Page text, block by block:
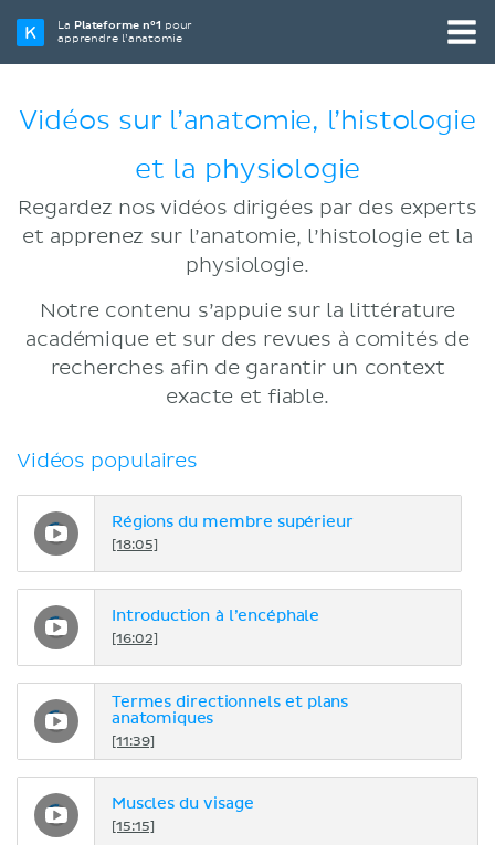
La Plateforme n°1 pour
apprendre l’anatomie
Vidéos sur l’anatomie, l’histologie
et la physiologie
Regardez nos vidéos dirigées par des experts
et apprenez sur l’anatomie, l’histologie et la
physiologie.
Notre contenu s’appuie sur la littérature
académique et sur des revues à comités de
recherches afin de garantir un context
exacte et fiable.
Vidéos populaires
Régions du membre supérieur
[18:05]
Introduction à l’encéphale
[16:02]
Termes directionnels et plans
anatomiques
[11:39]
Muscles du visage
[15:15]